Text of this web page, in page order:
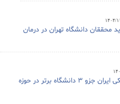
دانشگاه تهران در درمان
علوم پزشکی ایران جزو ۳ دانشگاه برتر در حوزه